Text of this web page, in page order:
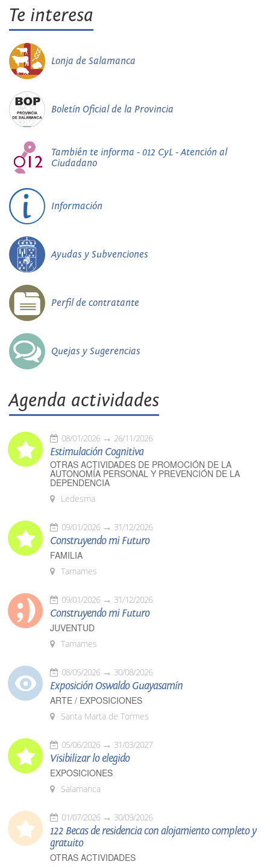
Te interesa
Lonja de Salamanca
Boletín Oficial de la Provincia
También te informa - 012 CyL - Atención al
Ciudadano
Información
Ayudas y Subvenciones
Perfil de contratante
Quejas y Sugerencias
Agenda actividades
08/01/2026 26/11/2026
Estimulación Cognitiva
OTRAS ACTIVIDADES DE PROMOCIÓN DE LA
AUTONOMÍA PERSONAL Y PREVENCIÓN DE LA
DEPENDENCIA
Ledesma
09/01/2026 31/12/2026
Construyendo mi Futuro
FAMILIA
Tamames
09/01/2026 31/12/2026
Construyendo mi Futuro
JUVENTUD
Tamames
08/05/2026 30/08/2026
Exposición Oswaldo Guayasamín
ARTE / EXPOSICIONES
Santa Marta de Tormes
05/06/2026 31/03/2027
Visibilizar lo elegido
EXPOSICIONES
Salamanca
01/07/2026 30/09/2026
122 Becas de residencia con alojamiento completo y
gratuito
OTRAS ACTIVIDADES